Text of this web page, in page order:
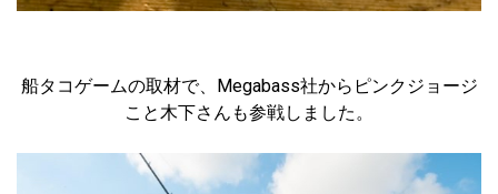
船タコゲームの取材で、Megabass社からピンクジョージ
こと木下さんも参戦しました。